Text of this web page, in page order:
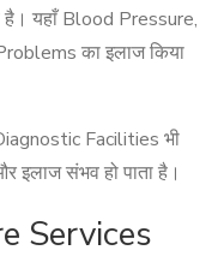
है। यहाँ Blood Pressure,
का इलाज किया
Facilities भी
इलाज संभव हो पाता है।
Services